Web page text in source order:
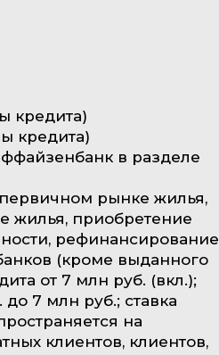
кредита)
кредита)
в разделе
рынке жилья,
жилья, приобретение
рефинансирование
(кроме выданного
от 7 млн руб. (вкл.);
до 7 млн руб.; ставка
на
клиентов, клиентов,